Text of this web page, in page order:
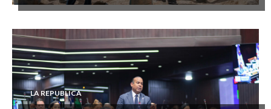
LA REPUBLICA